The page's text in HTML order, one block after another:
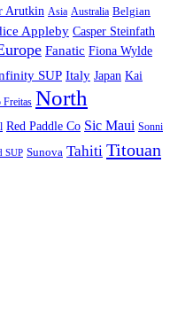
Arutkin Asia Australia Belgian
Appleby Casper Steinfath
Fanatic Fiona Wylde
SUP Italy Japan Kai
Freitas North
Red Paddle Co Sic Maui Sonni
SUP Sunova Tahiti Titouan